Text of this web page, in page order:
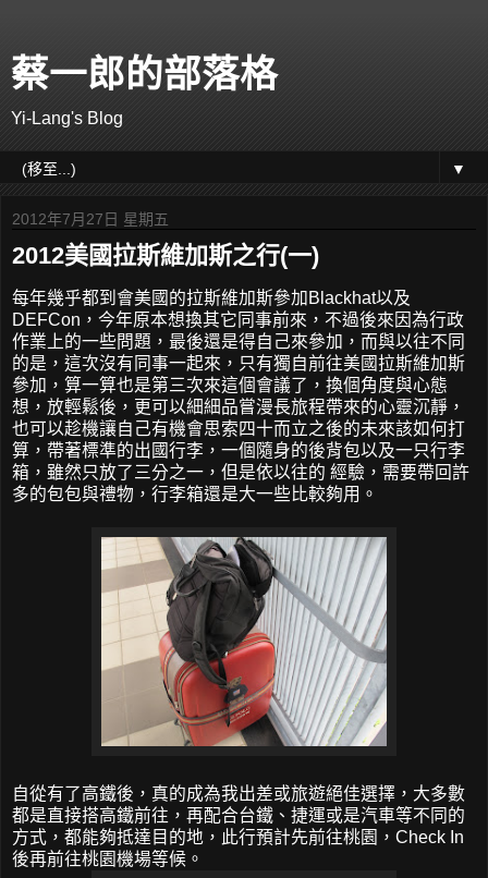
蔡一郎的部落格
Yi-Lang's Blog
▼
2012年7月27日 星期五
2012美國拉斯維加斯之行(一)
每年幾乎都到會美國的拉斯維加斯參加Blackhat以及
DEFCon，今年原本想換其它同事前來，不過後來因為行政
作業上的一些問題，最後還是得自己來參加，而與以往不同
的是，這次沒有同事一起來，只有獨自前往美國拉斯維加斯
參加，算一算也是第三次來這個會議了，換個角度與心態
想，放輕鬆後，更可以細細品嘗漫長旅程帶來的心靈沉靜，
也可以趁機讓自己有機會思索四十而立之後的未來該如何打
算，帶著標準的出國行李，一個隨身的後背包以及一只行李
箱，雖然只放了三分之一，但是依以往的 經驗，需要帶回許
多的包包與禮物，行李箱還是大一些比較夠用。
自從有了高鐵後，真的成為我出差或旅遊絕佳選擇，大多數
都是直接搭高鐵前往，再配合台鐵、捷運或是汽車等不同的
方式，都能夠抵達目的地，此行預計先前往桃園，Check In
後再前往桃園機場等候。